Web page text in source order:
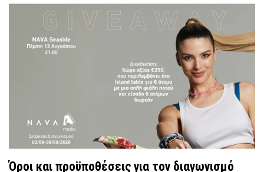
Όροι και προϋποθέσεις για τον διαγωνισμό